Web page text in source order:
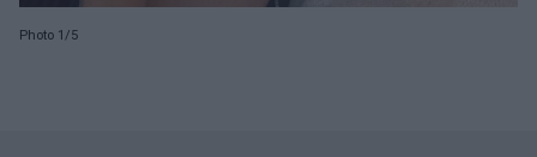
Photo 1/5